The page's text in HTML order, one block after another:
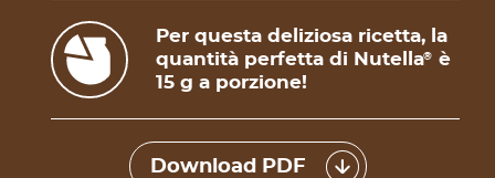
Per questa deliziosa ricetta, la
quantità perfetta di Nutella®
è
15 g a porzione!
Download PDF